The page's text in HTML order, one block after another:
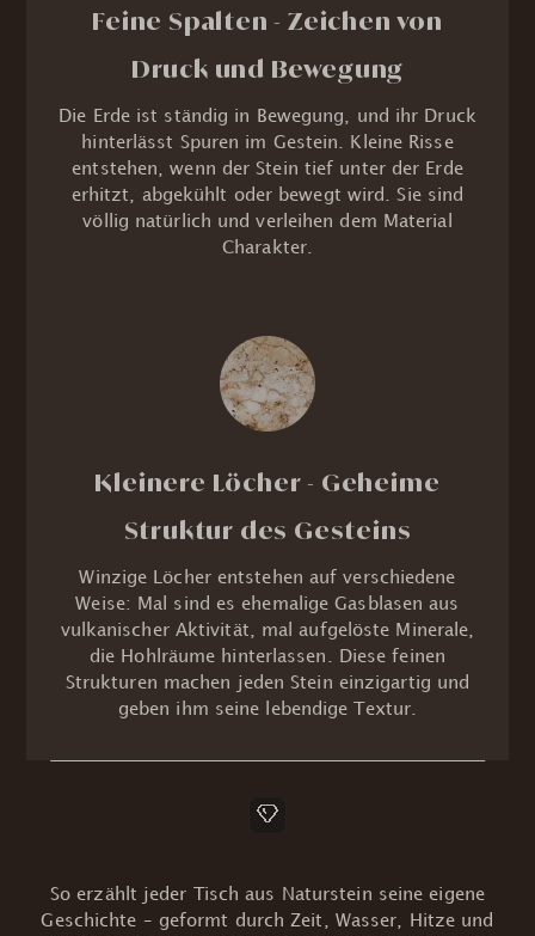
Feine Spalten - Zeichen von
Druck und Bewegung
Die Erde ist ständig in Bewegung, und ihr Druck
hinterlässt Spuren im Gestein. Kleine Risse
entstehen, wenn der Stein tief unter der Erde
erhitzt, abgekühlt oder bewegt wird. Sie sind
völlig natürlich und verleihen dem Material
Charakter.
Kleinere Löcher - Geheime
Struktur des Gesteins
Winzige Löcher entstehen auf verschiedene
Weise: Mal sind es ehemalige Gasblasen aus
vulkanischer Aktivität, mal aufgelöste Minerale,
die Hohlräume hinterlassen. Diese feinen
Strukturen machen jeden Stein einzigartig und
geben ihm seine lebendige Textur.
So erzählt jeder Tisch aus Naturstein seine eigene
Geschichte – geformt durch Zeit, Wasser, Hitze und